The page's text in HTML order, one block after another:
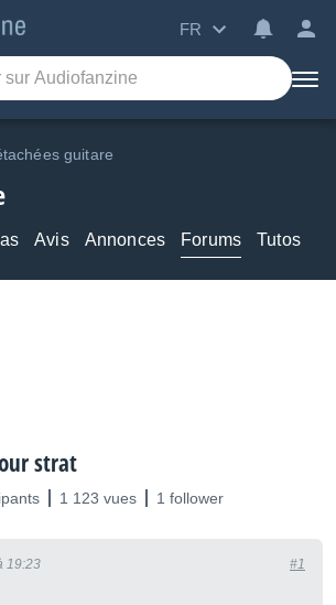
FR
guitare
Avis Annonces Forums Tutos
strat
1 123 vues 1 follower
19:23 #1